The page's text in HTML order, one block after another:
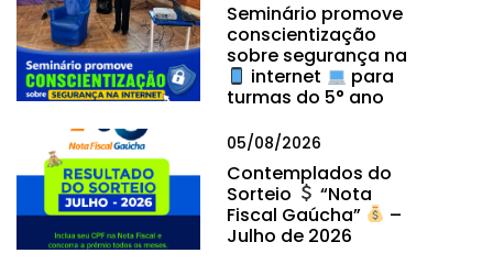
Seminário promove
conscientização
sobre segurança na
internet
para
turmas do 5° ano
05/08/2026
Contemplados do
Sorteio
“Nota
Fiscal Gaúcha”
–
Julho de 2026